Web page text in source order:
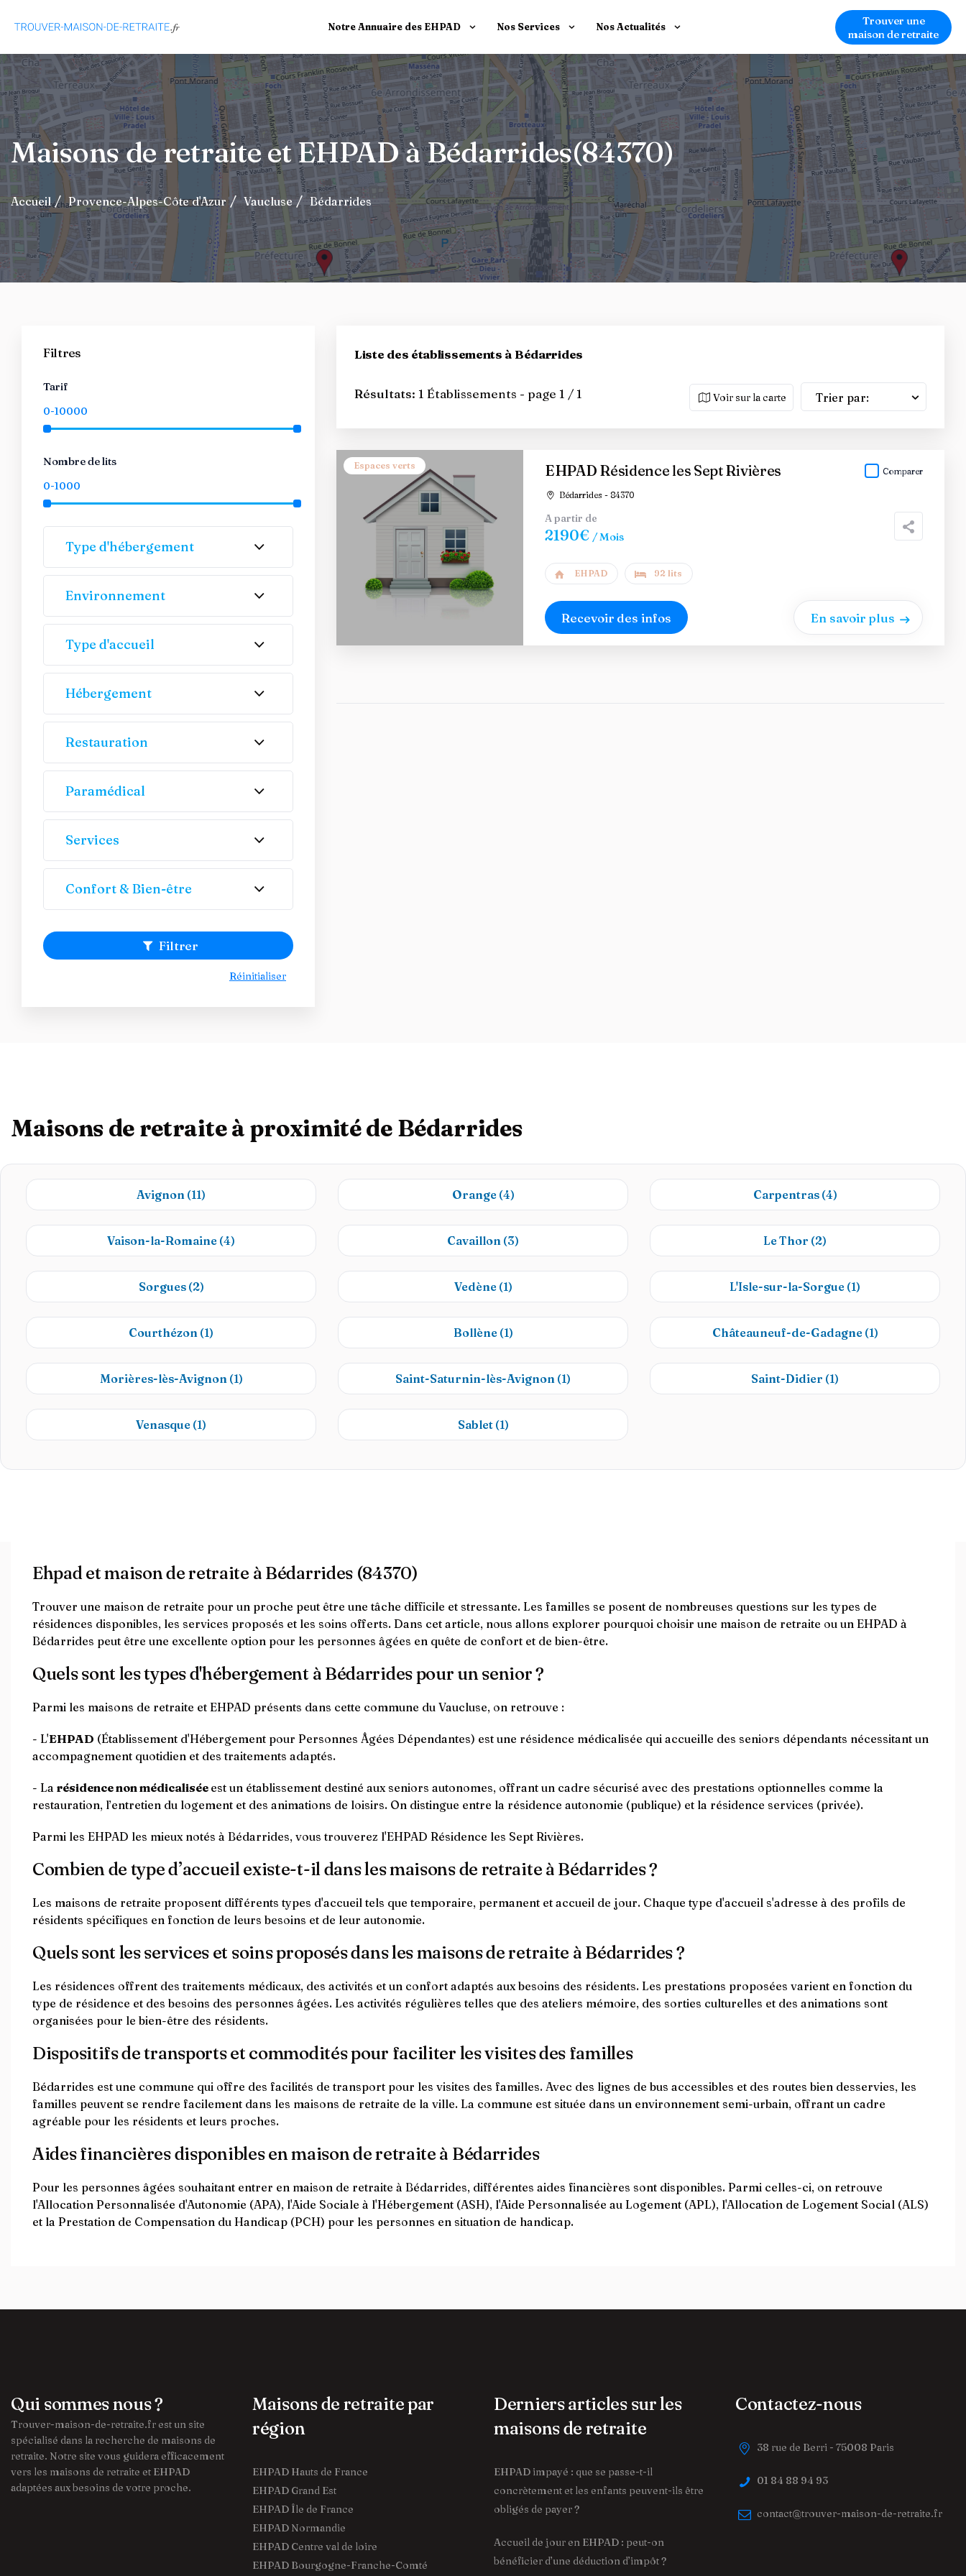
Notre Annuaire des EHPAD Nos Services Nos Actualités
Trouver une
maison de retraite
Maisons de retraite et EHPAD à Bédarrides(84370)
Accueil Provence-Alpes-Côte d'Azur Vaucluse Bédarrides
Liste des établissements à Bédarrides
Résultats: 1 Établissements - page 1 / 1 Voir sur la carte Trier par:
Espaces verts EHPAD Résidence les Sept Rivières
Bédarrides - 84370
Comparer
A partir de
2190€ / Mois
EHPAD 92 lits
Recevoir des infos En savoir plus
Filtres
Tarif
Nombre de lits
Type d'hébergement
Environnement
Type d'accueil
Hébergement
Restauration
Paramédical
Services
Confort & Bien-être
Filtrer
Réinitialiser
Maisons de retraite à proximité de Bédarrides
Avignon (11) Orange (4) Carpentras (4)
Vaison-la-Romaine (4) Cavaillon (3) Le Thor (2)
Sorgues (2) Vedène (1) L'Isle-sur-la-Sorgue (1)
Courthézon (1) Bollène (1) Châteauneuf-de-Gadagne (1)
Morières-lès-Avignon (1) Saint-Saturnin-lès-Avignon (1) Saint-Didier (1)
Venasque (1) Sablet (1)
Ehpad et maison de retraite à Bédarrides (84370)
Trouver une maison de retraite pour un proche peut être une tâche difficile et stressante. Les familles se posent de nombreuses questions sur les types de
résidences disponibles, les services proposés et les soins offerts. Dans cet article, nous allons explorer pourquoi choisir une maison de retraite ou un EHPAD à
Bédarrides peut être une excellente option pour les personnes âgées en quête de confort et de bien-être.
Quels sont les types d'hébergement à Bédarrides pour un senior ?
Parmi les maisons de retraite et EHPAD présents dans cette commune du Vaucluse, on retrouve :
- L'EHPAD (Établissement d'Hébergement pour Personnes Âgées Dépendantes) est une résidence médicalisée qui accueille des seniors dépendants nécessitant un
accompagnement quotidien et des traitements adaptés.
- La résidence non médicalisée est un établissement destiné aux seniors autonomes, offrant un cadre sécurisé avec des prestations optionnelles comme la
restauration, l’entretien du logement et des animations de loisirs. On distingue entre la résidence autonomie (publique) et la résidence services (privée).
Parmi les EHPAD les mieux notés à Bédarrides, vous trouverez l'EHPAD Résidence les Sept Rivières.
Combien de type d’accueil existe-t-il dans les maisons de retraite à Bédarrides ?
Les maisons de retraite proposent différents types d'accueil tels que temporaire, permanent et accueil de jour. Chaque type d'accueil s'adresse à des profils de
résidents spécifiques en fonction de leurs besoins et de leur autonomie.
Quels sont les services et soins proposés dans les maisons de retraite à Bédarrides ?
Les résidences offrent des traitements médicaux, des activités et un confort adaptés aux besoins des résidents. Les prestations proposées varient en fonction du
type de résidence et des besoins des personnes âgées. Les activités régulières telles que des ateliers mémoire, des sorties culturelles et des animations sont
organisées pour le bien-être des résidents.
Dispositifs de transports et commodités pour faciliter les visites des familles
Bédarrides est une commune qui offre des facilités de transport pour les visites des familles. Avec des lignes de bus accessibles et des routes bien desservies, les
familles peuvent se rendre facilement dans les maisons de retraite de la ville. La commune est située dans un environnement semi-urbain, offrant un cadre
agréable pour les résidents et leurs proches.
Aides financières disponibles en maison de retraite à Bédarrides
Pour les personnes âgées souhaitant entrer en maison de retraite à Bédarrides, différentes aides financières sont disponibles. Parmi celles-ci, on retrouve
l'Allocation Personnalisée d'Autonomie (APA), l'Aide Sociale à l'Hébergement (ASH), l'Aide Personnalisée au Logement (APL), l'Allocation de Logement Social (ALS)
et la Prestation de Compensation du Handicap (PCH) pour les personnes en situation de handicap.
Qui sommes nous ?
Trouver-maison-de-retraite.fr est un site
spécialisé dans la recherche de maisons de
retraite. Notre site vous guidera efficacement
vers les maisons de retraite et EHPAD
adaptées aux besoins de votre proche.
Maisons de retraite par
région
EHPAD Hauts de France
EHPAD Grand Est
EHPAD Île de France
EHPAD Normandie
EHPAD Centre val de loire
EHPAD Bourgogne-Franche-Comté
Derniers articles sur les
maisons de retraite
EHPAD impayé : que se passe-t-il
concrètement et les enfants peuvent-ils être
obligés de payer ?
Accueil de jour en EHPAD : peut-on
bénéficier d’une déduction d’impôt ?
Contactez-nous
38 rue de Berri - 75008 Paris
01 84 88 94 93
contact@trouver-maison-de-retraite.fr